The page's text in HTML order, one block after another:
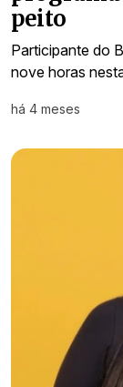
peito
Participante do
nove horas
há 4 meses